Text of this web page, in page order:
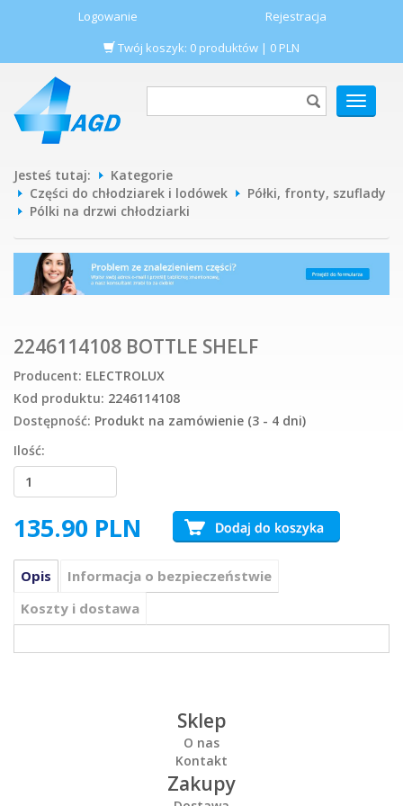
Logowanie
Rejestracja
Twój koszyk: 0 produktów | 0 PLN
POKAŻ
MENU
Jesteś tutaj:
Kategorie
Części do chłodziarek i lodówek
Półki, fronty, szuflady
Pólki na drzwi chłodziarki
2246114108 BOTTLE SHELF
Producent: ELECTROLUX
Kod produktu: 2246114108
Dostępność: Produkt na zamówienie (3 - 4 dni)
Ilość:
135.90 PLN
Opis
Informacja o bezpieczeństwie
Koszty i dostawa
Sklep
O nas
Kontakt
Zakupy